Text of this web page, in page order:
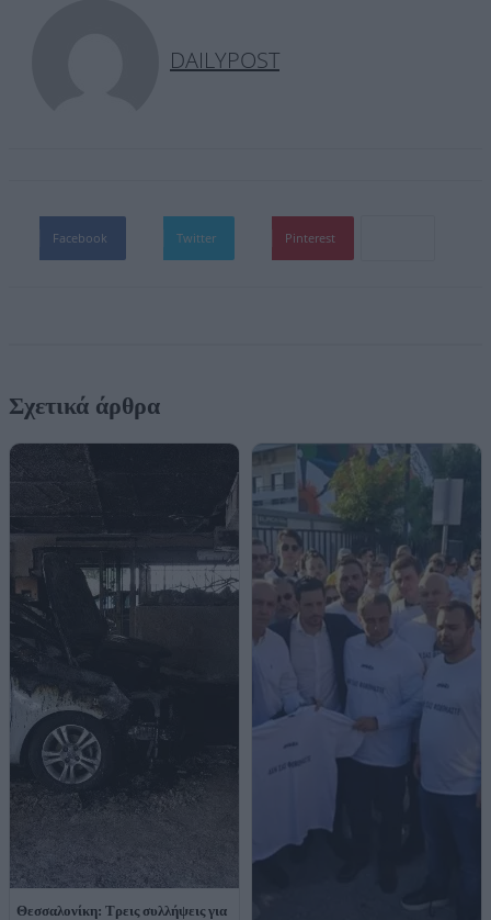
DAILYPOST
Facebook Twitter Pinterest
Σχετικά άρθρα
Θεσσαλονίκη: Τρεις συλλήψεις για